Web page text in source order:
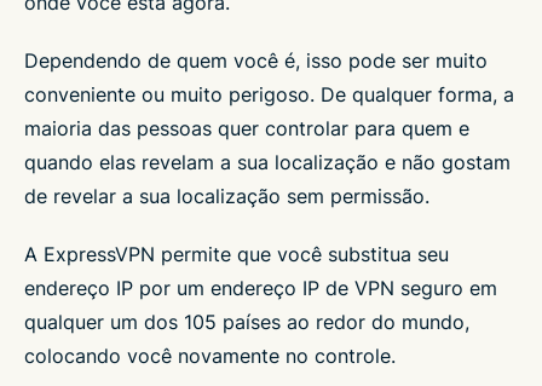
Dependendo de quem você é, isso pode ser muito
conveniente ou muito perigoso. De qualquer forma, a
maioria das pessoas quer controlar para quem e
quando elas revelam a sua localização e não gostam
de revelar a sua localização sem permissão.
A ExpressVPN permite que você substitua seu
endereço IP por um endereço IP de VPN seguro em
qualquer um dos 105 países ao redor do mundo,
colocando você novamente no controle.